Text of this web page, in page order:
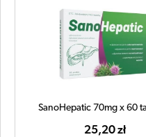
SanoHepatic 70mg x 60 tabletek
25,20 zł